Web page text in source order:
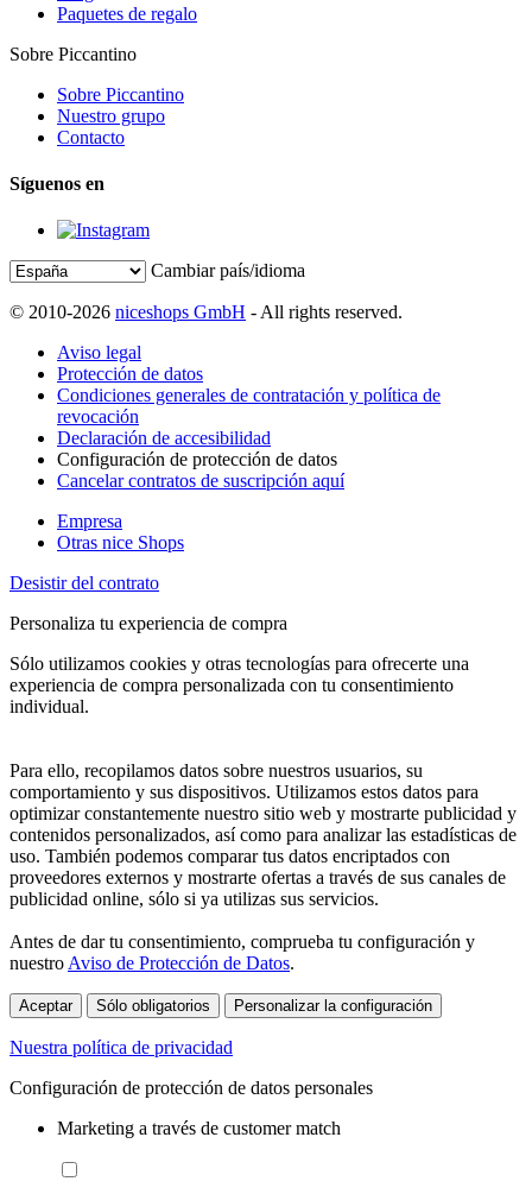
Paquetes de regalo
Sobre Piccantino
Sobre Piccantino
Nuestro grupo
Contacto
Síguenos en
Cambiar país/idioma
© 2010-2026 niceshops GmbH - All rights reserved.
Aviso legal
Protección de datos
Condiciones generales de contratación y política de
revocación
Declaración de accesibilidad
Configuración de protección de datos
Cancelar contratos de suscripción aquí
Empresa
Otras nice Shops
Desistir del contrato
Personaliza tu experiencia de compra
Sólo utilizamos cookies y otras tecnologías para ofrecerte una
experiencia de compra personalizada con tu consentimiento
individual.
Para ello, recopilamos datos sobre nuestros usuarios, su
comportamiento y sus dispositivos. Utilizamos estos datos para
optimizar constantemente nuestro sitio web y mostrarte publicidad y
contenidos personalizados, así como para analizar las estadísticas de
uso. También podemos comparar tus datos encriptados con
proveedores externos y mostrarte ofertas a través de sus canales de
publicidad online, sólo si ya utilizas sus servicios.
Antes de dar tu consentimiento, comprueba tu configuración y
nuestro Aviso de Protección de Datos.
Aceptar Sólo obligatorios Personalizar la configuración
Nuestra política de privacidad
Configuración de protección de datos personales
Marketing a través de customer match